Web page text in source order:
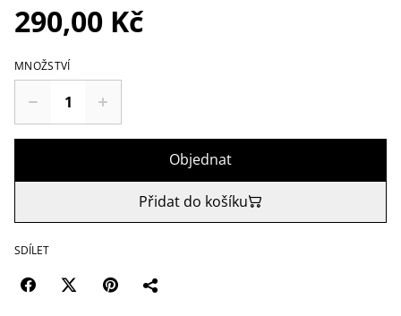
290,00 Kč
MNOŽSTVÍ
Objednat
Přidat do košíku
SDÍLET